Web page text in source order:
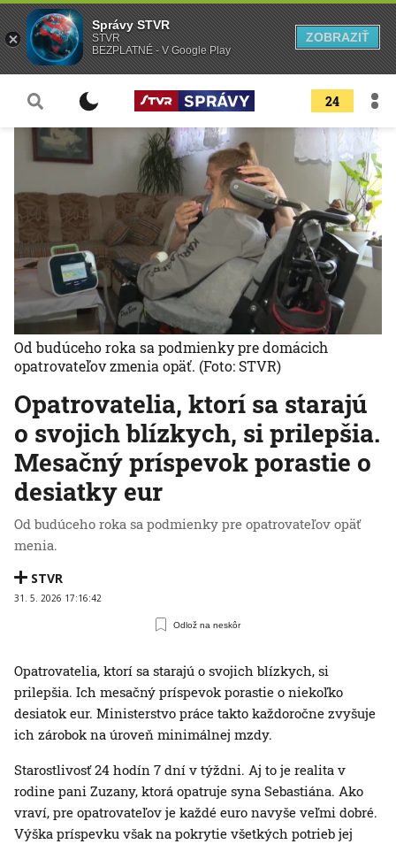
24
Opatrovatelia, ktorí sa starajú
o svojich blízkych, si prilepšia.
Mesačný príspevok porastie o
desiatky eur
Od budúceho roka sa podmienky pre opatrovateľov opäť
menia.
STVR
31. 5. 2026 17:16:42
Odlož na neskôr
Od budúceho roka sa podmienky pre domácich
opatrovateľov zmenia opäť. (Foto: STVR)
Opatrovatelia, ktorí sa starajú o svojich blízkych, si
prilepšia. Ich mesačný príspevok porastie o niekoľko
desiatok eur. Ministerstvo práce takto každoročne zvyšuje
ich zárobok na úroveň minimálnej mzdy.
Starostlivosť 24 hodín 7 dní v týždni. Aj to je realita v
rodine pani Zuzany, ktorá opatruje syna Sebastiána. Ako
vraví, pre opatrovateľov je každé euro navyše veľmi dobré.
Výška príspevku však na pokrytie všetkých potrieb jej
Správy STVR
STVR
BEZPLATNÉ - V Google Play
ZOBRAZIŤ